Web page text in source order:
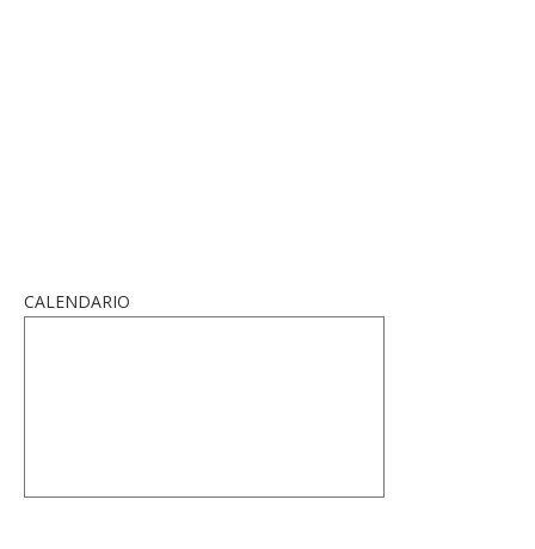
CALENDARIO